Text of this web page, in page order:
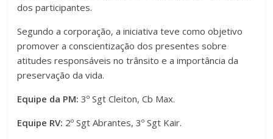
dos participantes.
Segundo a corporação, a iniciativa teve como objetivo
promover a conscientização dos presentes sobre
atitudes responsáveis no trânsito e a importância da
preservação da vida.
Equipe da PM: 3º Sgt Cleiton, Cb Max.
Equipe RV: 2º Sgt Abrantes, 3º Sgt Kair.